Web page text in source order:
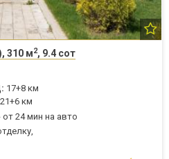
310 м2, 9.4 сот
17+8 км
21+6 км
24 мин на авто